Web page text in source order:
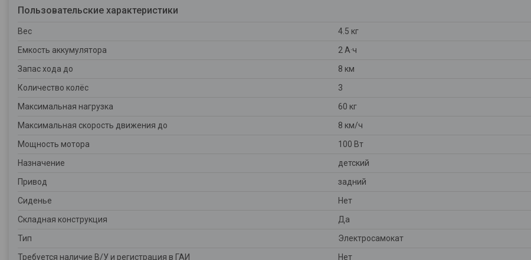
Пользовательские характеристики
Вес
4.5 кг
Емкость аккумулятора
2 А·ч
Запас хода до
8 км
Количество колёс
3
Максимальная нагрузка
60 кг
Максимальная скорость движения до
8 км/ч
Мощность мотора
100 Вт
Назначение
детский
Привод
задний
Сиденье
Нет
Складная конструкция
Да
Тип
Электросамокат
Требуется наличие В/У и регистрация в ГАИ
Нет